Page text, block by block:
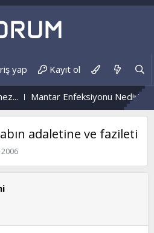
yap Kayıt ol
Enfeksiyonu Nedir?
adaletine ve fazileti